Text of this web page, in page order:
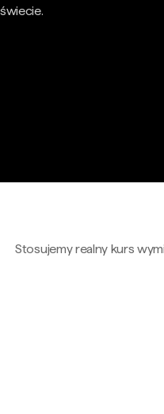
świecie.
Stosujemy realny kurs